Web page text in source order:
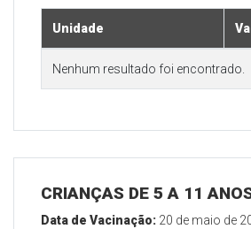
Unidade
Nenhum resultado foi encontrado.
CRIANÇAS DE 5 A 11
Data de Vacinação: 20 de maio de